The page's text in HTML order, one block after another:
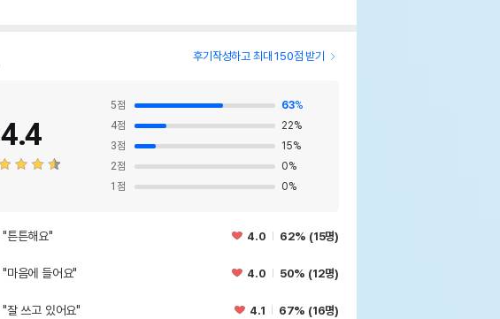
후기작성하고 최대 150점 받기
4.4
5점 63%
4점 22%
3점 15%
2점 0%
1 점 0%
"튼튼해요" 4.0 62% (15명)
"마음에 들어요" 4.0 50% (12명)
"잘 쓰고 있어요" 4.1 67% (16명)